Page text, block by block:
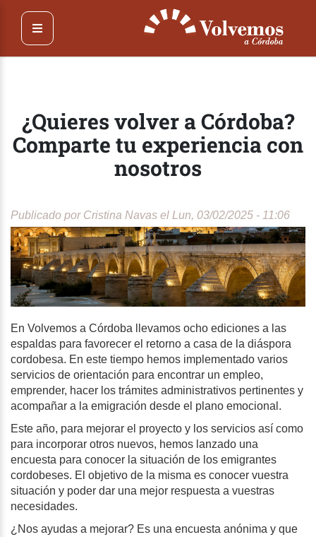
contenido
principal
¿Quieres volver a Córdoba?
Comparte tu experiencia con
nosotros
Publicado por Cristina Navas el Lun, 03/02/2025 - 11:06
En Volvemos a Córdoba llevamos ocho ediciones a las
espaldas para favorecer el retorno a casa de la diáspora
cordobesa. En este tiempo hemos implementado varios
servicios de orientación para encontrar un empleo,
emprender, hacer los trámites administrativos pertinentes y
acompañar a la emigración desde el plano emocional.
Este año, para mejorar el proyecto y los servicios así como
para incorporar otros nuevos, hemos lanzado una
encuesta para conocer la situación de los emigrantes
cordobeses. El objetivo de la misma es conocer vuestra
situación y poder dar una mejor respuesta a vuestras
necesidades.
¿Nos ayudas a mejorar? Es una encuesta anónima y que